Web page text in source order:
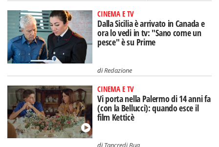
CINEMA E TV
Dalla Sicilia è arrivato in Canada e
ora lo vedi in tv: "Sano come un
pesce" è su Prime
diRedazione
CINEMA E TV
Vi porta nella Palermo di 14 anni fa
(con la Bellucci): quando esce il
film Ketticè
diTancredi Bua